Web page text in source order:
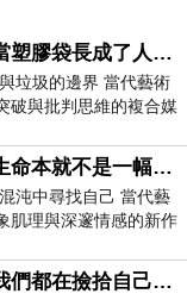
當代藝術家盧嵐新：當塑膠袋長成了人的模樣，我們的目光是否學會了放下偏見？
垃圾的邊界 當代藝術
破與批判思維的複合媒
為廢棄物
當代藝術家盧嵐新：生命本就不是一幅能被定義的肖像，在混亂與交疊中拼湊完整的靈魂
沌中尋找自己 當代藝
肌理與深邃情感的新作
抹、刮擦與
當代藝術家盧嵐新：我們都在撿拾自己，將散落的情緒與碎片，拼回生命完整的輪廓